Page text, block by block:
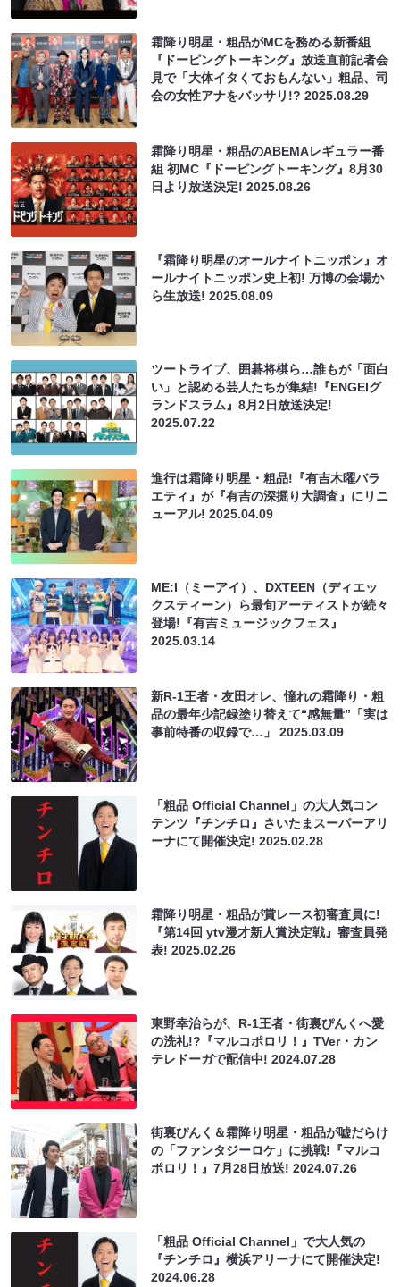
霜降り明星・粗品がMCを務める新番組
『ドーピングトーキング』放送直前記者会
見で「大体イタくておもんない」粗品、司
会の女性アナをバッサリ!?2025.08.29
霜降り明星・粗品のABEMAレギュラー番
組 初MC『ドーピングトーキング』8月30
日より放送決定!2025.08.26
『霜降り明星のオールナイトニッポン』オ
ールナイトニッポン史上初! 万博の会場か
ら生放送!2025.08.09
ツートライブ、囲碁将棋ら…誰もが「面白
い」と認める芸人たちが集結!『ENGEIグ
ランドスラム』8月2日放送決定!
2025.07.22
進行は霜降り明星・粗品!『有吉木曜バラ
エティ』が『有吉の深掘り大調査』にリニ
ューアル!2025.04.09
ME:I（ミーアイ）、DXTEEN（ディエッ
クスティーン）ら最旬アーティストが続々
登場!『有吉ミュージックフェス』
2025.03.14
新R-1王者・友田オレ、憧れの霜降り・粗
品の最年少記録塗り替えて“感無量”「実は
事前特番の収録で…」2025.03.09
「粗品 Official Channel」の大人気コン
テンツ『チンチロ』さいたまスーパーアリ
ーナにて開催決定!2025.02.28
霜降り明星・粗品が賞レース初審査員に!
『第14回 ytv漫才新人賞決定戦』審査員発
表!2025.02.26
東野幸治らが、R-1王者・街裏ぴんくへ愛
の洗礼!?『マルコポロリ！』TVer・カン
テレドーガで配信中!2024.07.28
街裏ぴんく＆霜降り明星・粗品が嘘だらけ
の「ファンタジーロケ」に挑戦!『マルコ
ポロリ！』7月28日放送!2024.07.26
「粗品 Official Channel」で大人気の
『チンチロ』横浜アリーナにて開催決定!
2024.06.28